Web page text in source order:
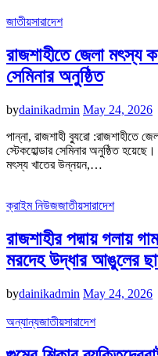
জাতীয়সারাদেশ
রাজশাহীতে জেলা মৎস্য
সেমিনার অনুষ্ঠিত
bydainikadmin May 24, 2026
পান্না, রাজশাহী ব্যুরো :রাজশাহীতে
স্টেকহোল্ডার সেমিনার অনুষ্ঠিত
মৎস্য খাতের উন্নয়ন,…
ক্রাইম নিউজজাতীয়সারাদেশ
রাজশাহীর পদ্মায় গলায়
মরদেহ উদ্ধার আঙুলের
bydainikadmin May 24, 2026
অন্যান্যজাতীয়সারাদেশ